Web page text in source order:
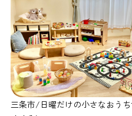
三条市/日曜だけの小さなおう